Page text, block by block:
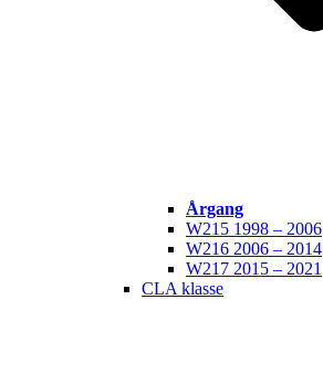
Årgang
W215 1998 – 2006
W216 2006 – 2014
W217 2015 – 2021
CLA klasse